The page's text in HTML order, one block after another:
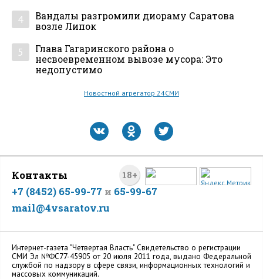
4
Вандалы разгромили диораму Саратова
возле Липок
5
Глава Гагаринского района о
несвоевременном вывозе мусора: Это
недопустимо
Новостной агрегатор 24СМИ
18+
Контакты
+7 (8452) 65-99-77 и 65-99-67
mail@4vsaratov.ru
Интернет-газета "Четвертая Власть" Cвидетельство о регистрации
СМИ Эл №ФС77-45905 от 20 июля 2011 года, выдано Федеральной
службой по надзору в сфере связи, информационных технологий и
массовых коммуникаций.